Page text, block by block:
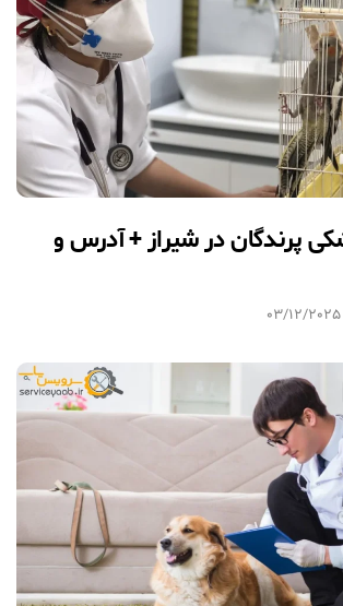
پرندگان در شیراز + آدرس و
03/12/2025